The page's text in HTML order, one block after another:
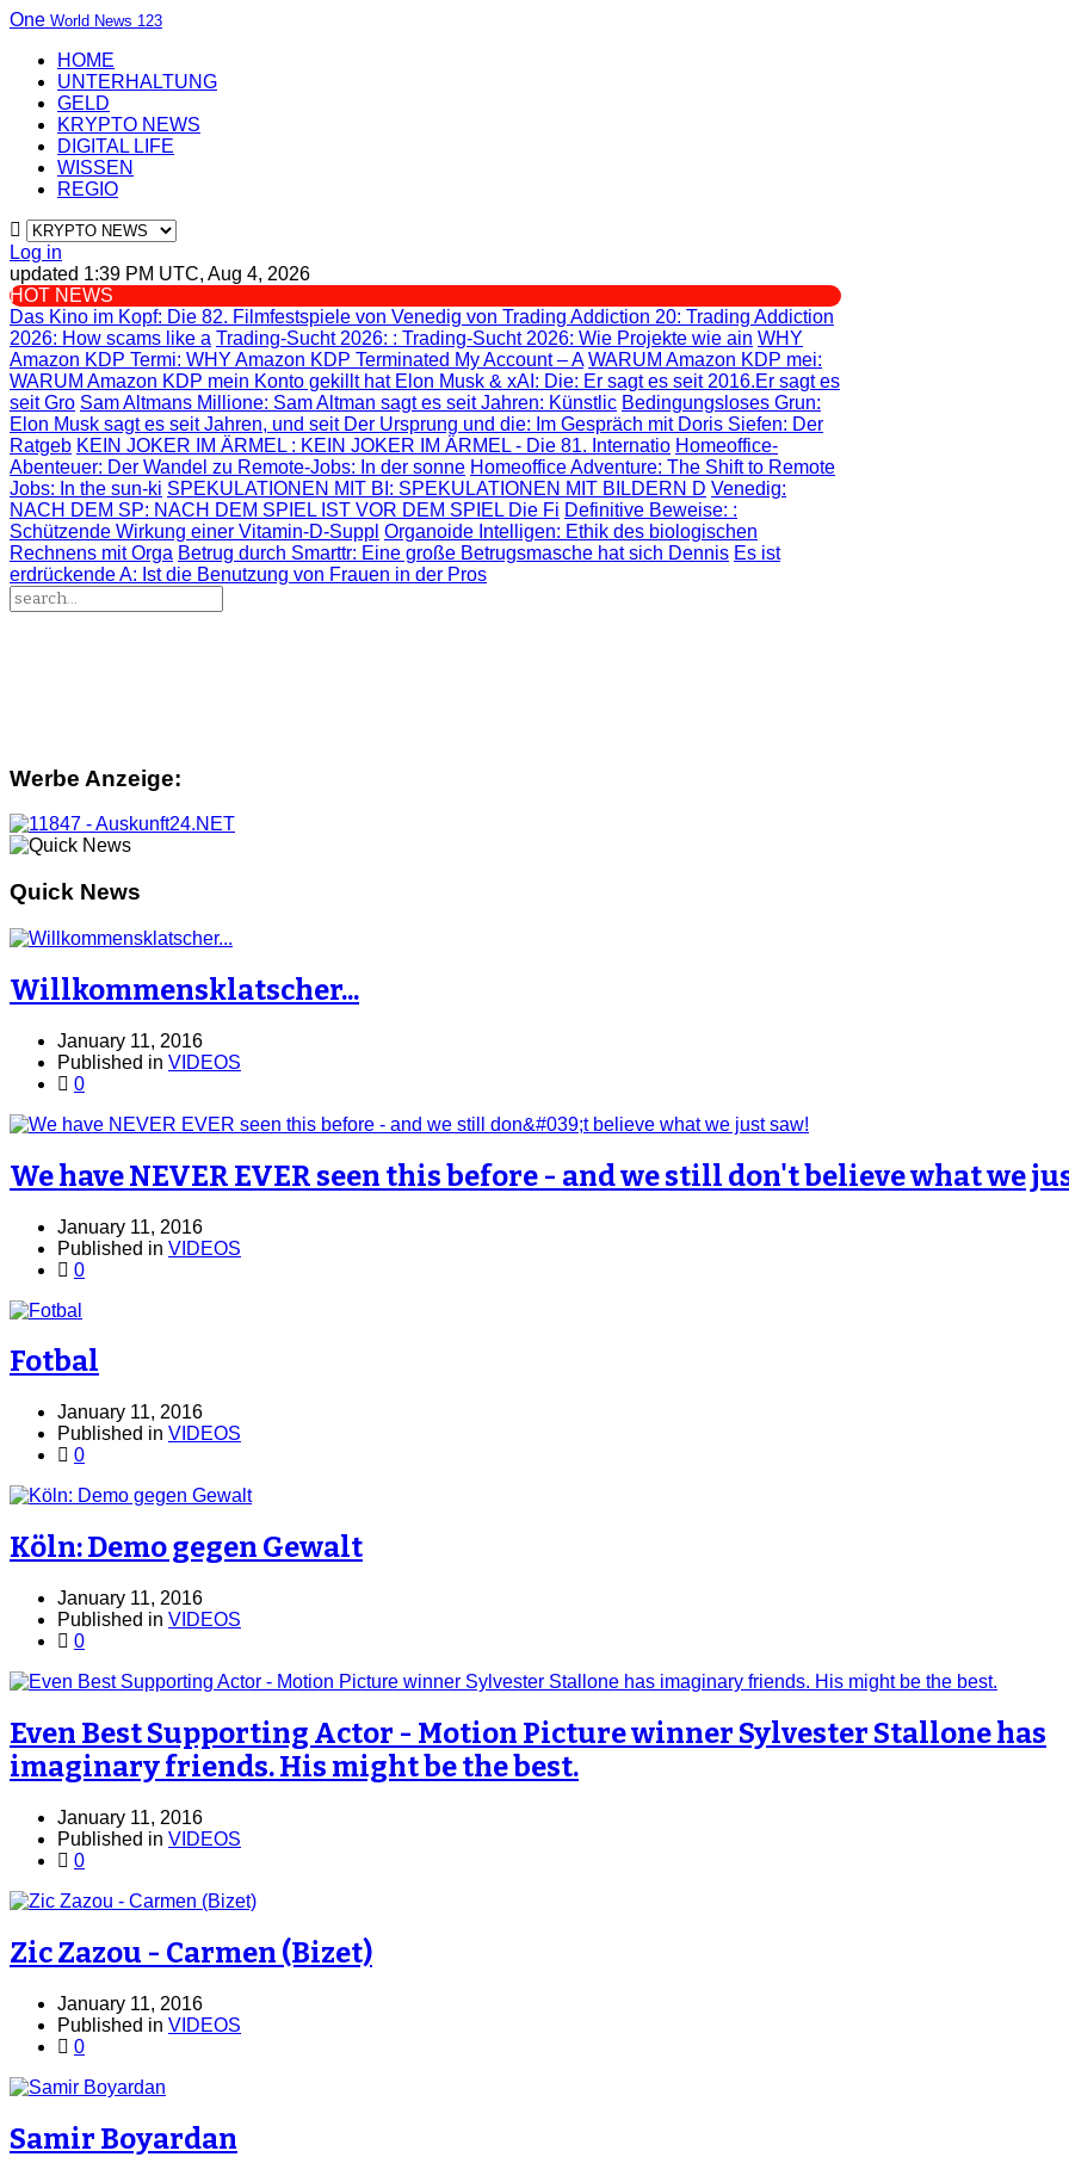
One World News 123
HOME
UNTERHALTUNG
GELD
KRYPTO NEWS
DIGITAL LIFE
WISSEN
REGIO
Log in
updated 1:39 PM UTC, Aug 4, 2026
HOT NEWS
Das Kino im Kopf: Die 82. Filmfestspiele von Venedig von Trading Addiction 20: Trading Addiction
2026: How scams like a Trading-Sucht 2026: : Trading-Sucht 2026: Wie Projekte wie ain WHY
Amazon KDP Termi: WHY Amazon KDP Terminated My Account – A WARUM Amazon KDP mei:
WARUM Amazon KDP mein Konto gekillt hat Elon Musk & xAI: Die: Er sagt es seit 2016.Er sagt es
seit Gro Sam Altmans Millione: Sam Altman sagt es seit Jahren: Künstlic Bedingungsloses Grun:
Elon Musk sagt es seit Jahren, und seit Der Ursprung und die: Im Gespräch mit Doris Siefen: Der
Ratgeb KEIN JOKER IM ÄRMEL : KEIN JOKER IM ÄRMEL - Die 81. Internatio Homeoffice-
Abenteuer: Der Wandel zu Remote-Jobs: In der sonne Homeoffice Adventure: The Shift to Remote
Jobs: In the sun-ki SPEKULATIONEN MIT BI : SPEKULATIONEN MIT BILDERN D Venedig:
NACH DEM SP: NACH DEM SPIEL IST VOR DEM SPIEL Die Fi Definitive Beweise: :
Schützende Wirkung einer Vitamin-D-Suppl Organoide Intelligen: Ethik des biologischen
Rechnens mit Orga Betrug durch Smarttr: Eine große Betrugsmasche hat sich Dennis Es ist
erdrückende A: Ist die Benutzung von Frauen in der Pros
Werbe Anzeige:
Quick News
Willkommensklatscher...
January 11, 2016
Published in VIDEOS
0
We have NEVER EVER seen this before - and we still don't believe what we
January 11, 2016
Published in VIDEOS
0
Fotbal
January 11, 2016
Published in VIDEOS
0
Köln: Demo gegen Gewalt
January 11, 2016
Published in VIDEOS
0
Even Best Supporting Actor - Motion Picture winner Sylvester Stallone has
imaginary friends. His might be the best.
January 11, 2016
Published in VIDEOS
0
Zic Zazou - Carmen (Bizet)
January 11, 2016
Published in VIDEOS
0
Samir Boyardan